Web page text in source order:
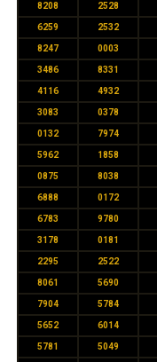
8208 2528
6259 2532
8247 0003
3486 8331
4116 4932
3083 0378
0132 7974
5962 1858
0875 8038
6888 0172
6783 9780
3178 0181
2295 2522
8061 5690
7904 5784
5652 6014
5781 5049